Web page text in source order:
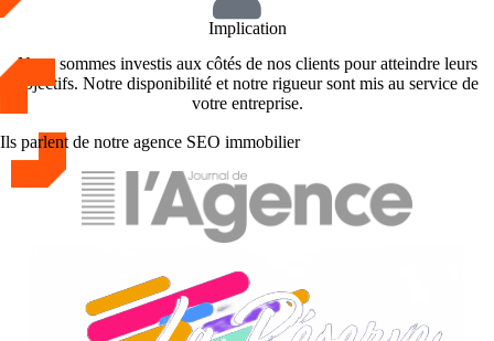
Implication
Nous sommes investis aux côtés de nos clients pour atteindre leurs
objectifs. Notre disponibilité et notre rigueur sont mis au service de
votre entreprise.
Ils parlent de notre agence SEO immobilier